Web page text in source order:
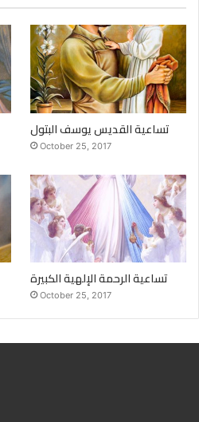
تساعية القديس يوسف البتول
October 25, 2017
تساعية الرحمة الإلهية الكبيرة
October 25, 2017